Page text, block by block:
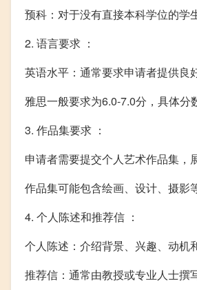
预科：对于没有直接本科学位的学
2. 语言要求 ：
英语水平：通常要求申请者提供良
雅思一般要求为6.0-7.0分，具体分
3. 作品集要求 ：
申请者需要提交个人艺术作品集，
作品集可能包含绘画、设计、摄影
4. 个人陈述和推荐信 ：
个人陈述：介绍背景、兴趣、动机
推荐信：通常由教授或专业人士撰